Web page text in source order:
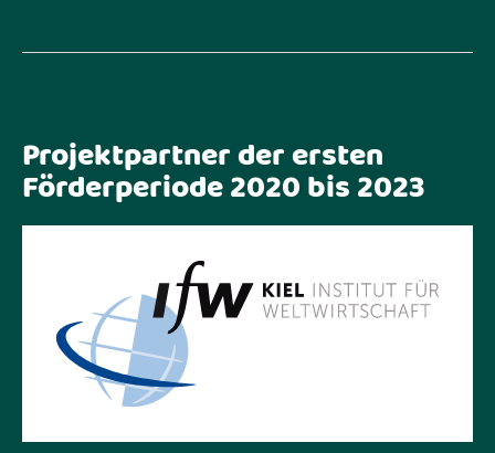
Projektpartner der ersten
Förderperiode 2020 bis 2023